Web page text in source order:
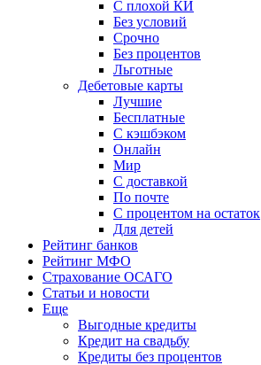
С плохой КИ
Без условий
Срочно
Без процентов
Льготные
Дебетовые карты
Лучшие
Бесплатные
С кэшбэком
Онлайн
Мир
С доставкой
По почте
С процентом на остаток
Для детей
Рейтинг банков
Рейтинг МФО
Страхование ОСАГО
Статьи и новости
Еще
Выгодные кредиты
Кредит на свадьбу
Кредиты без процентов